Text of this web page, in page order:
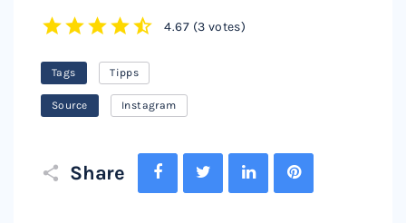
4.67 (3 votes)
Tags Tipps
Source Instagram
Share
FacebookTwitter LinkedIn